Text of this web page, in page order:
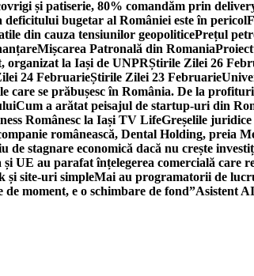
și patiserie, 80% comandăm prin
deficitului bugetar al României este în pericol
din cauza tensiunilor geopoliticePrețul
Mișcarea Patronală din Romania
organizat la Iași de UNPRȘtirile Zilei 26
24 FebruarieȘtirile Zilei 23 Februarie
care se prăbușesc în România. De la
Cum a arătat peisajul de startup-uri din
Românesc la Iași TV LifeGreșelile
românească, Dental Holding, preia
de stagnare economică dacă nu crește
UE au parafat înțelegerea comercială care
și site-uri simpleMai au programatorii de
moment, e o schimbare de fond”Asistent